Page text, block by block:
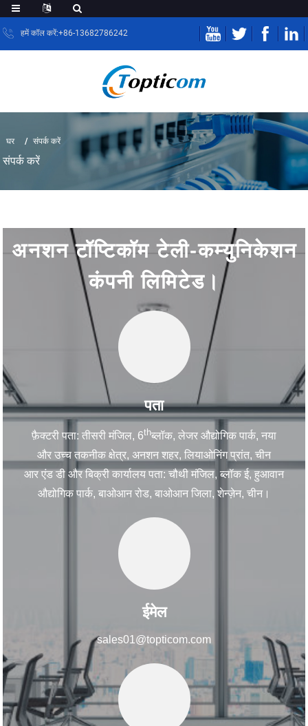
हमें कॉल करें:+86-13682786242
घर संपर्क करें
संपर्क करें
अनशन टॉप्टिकॉम टेली-कम्युनिकेशन
कंपनी लिमिटेड।
पता
फ़ैक्टरी पता: तीसरी मंजिल, 6thब्लॉक, लेजर औद्योगिक पार्क, नया
और उच्च तकनीक क्षेत्र, अनशन शहर, लियाओनिंग प्रांत, चीन
आर एंड डी और बिक्री कार्यालय पता: चौथी मंजिल, ब्लॉक ई, हुआवान
औद्योगिक पार्क, बाओआन रोड, बाओआन जिला, शेन्ज़ेन, चीन।
ईमेल
sales01@topticom.com